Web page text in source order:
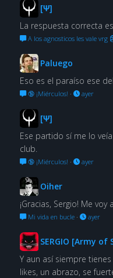
[Ψ]
La respuesta correcta
A los agnosticos les vale vrg
Paluego
Eso es el paraíso ese
🔞 ¡Miérculos! · ayer
[Ψ]
Ese partido sí me lo
club.
🔞 ¡Miérculos! · ayer
Oiher
¡Gracias, Sergio! Me voy
Mi vida en bucle· ayer
SERGIO [Army of
Y aun así siempre
likes, un abrazo, se